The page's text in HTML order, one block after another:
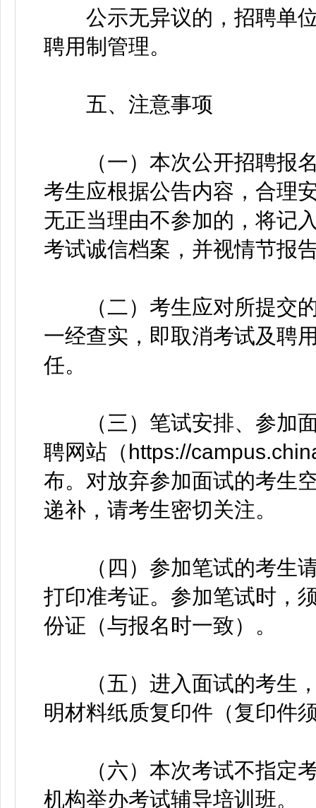
公示无异议的，招聘单位
聘用制管理。
五、注意事项
（一）本次公开招聘报名
考生应根据公告内容，合理
无正当理由不参加的，将记
考试诚信档案，并视情节报
（二）考生应对所提交的
一经查实，即取消考试及聘
任。
（三）笔试安排、参加面
聘网站（https://
布。对放弃参加面试的考生
递补，请考生密切关注。
（四）参加笔试的考生请
打印准考证。参加笔试时，
份证（与报名时一致）。
（五）进入面试的考生，
明材料纸质复印件（复印件
（六）本次考试不指定考
机构举办考试辅导培训班。